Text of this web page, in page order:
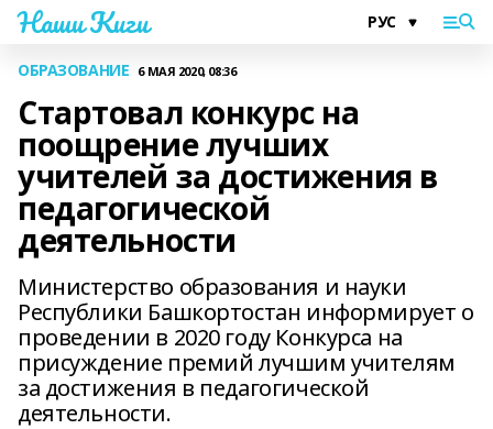
Наши Киги
ОБРАЗОВАНИЕ 6 МАЯ 2020, 08:36
Стартовал конкурс на
поощрение лучших
учителей за достижения в
педагогической
деятельности
Министерство образования и науки
Республики Башкортостан информирует о
проведении в 2020 году Конкурса на
присуждение премий лучшим учителям
за достижения в педагогической
деятельности.